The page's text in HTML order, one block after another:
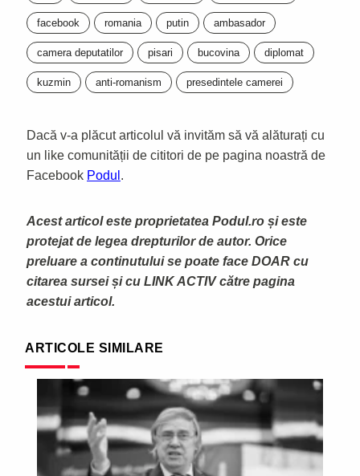
facebook romania putin ambasador
camera deputatilor pisari bucovina diplomat
kuzmin anti-romanism presedintele camerei
Dacă v-a plăcut articolul vă invităm să vă alăturați cu
un like comunității de cititori de pe pagina noastră de
Facebook Podul .
Acest articol este proprietatea Podul.ro și este
protejat de legea drepturilor de autor. Orice
preluare a continutului se poate face DOAR cu
citarea sursei și cu LINK ACTIV către pagina
acestui articol.
ARTICOLE SIMILARE